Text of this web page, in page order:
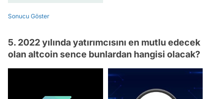
Sonucu Göster
5. 2022 yılında yatırımcısını en mutlu edecek
olan altcoin sence bunlardan hangisi olacak?